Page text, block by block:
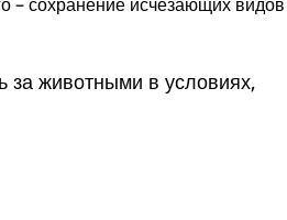
за животными в условиях,